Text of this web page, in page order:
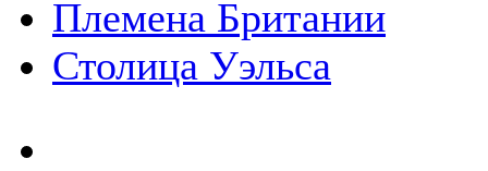
Племена Британии
Столица Уэльса